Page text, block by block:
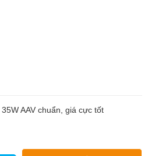
AAV chuẩn, giá cực tốt